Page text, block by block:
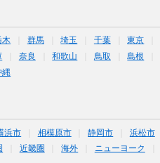
木 群馬 埼玉 千葉 東京
奈良 和歌山 鳥取 島根
縄
浜市 相模原市 静岡市 浜松市
近畿圏 海外 ニューヨーク